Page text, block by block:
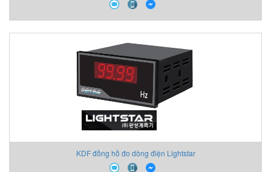
KDF đồng hồ đo dòng điện Lightstar